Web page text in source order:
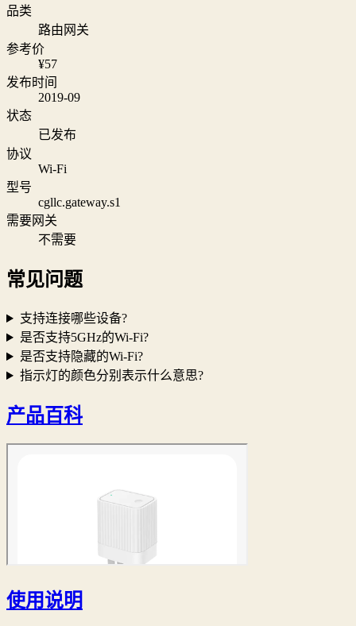
品类
路由网关
参考价
¥57
发布时间
2019-09
状态
已发布
协议
Wi‑Fi
型号
cgllc.gateway.s1
需要网关
不需要
常见问题
支持连接哪些设备?
是否支持5GHz的Wi-Fi?
是否支持隐藏的Wi-Fi?
指示灯的颜色分别表示什么意思?
产品百科
使用说明